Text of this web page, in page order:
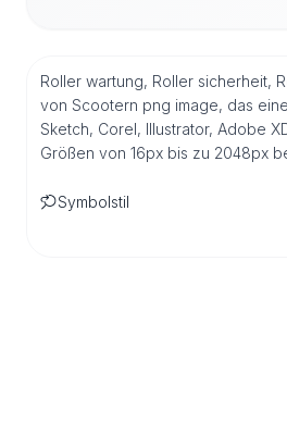
Roller wartung, Roller sicherheit,
von Scootern png image, das
Sketch, Corel, Illustrator, Adobe
Größen von 16px bis zu 2048px
Symbolstil